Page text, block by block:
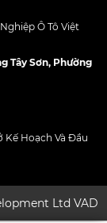
Ô Tô Việt
Tây Sơn, Phường
Kế Hoạch Và Đầu
Ltd VAD